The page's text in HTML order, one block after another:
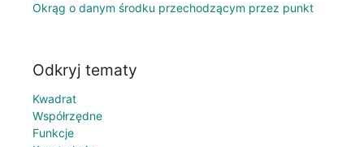
Okrąg o danym środku przechodzącym przez punkt
Odkryj tematy
Kwadrat
Współrzędne
Funkcje